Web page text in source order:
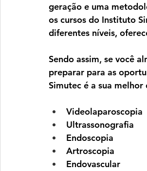
geração e uma
os cursos do Instituto
diferentes níveis,
Sendo assim, se você
preparar para as
Simutec é a sua
Videolaparoscopia
Ultrassonografia
Endoscopia
Artroscopia
Endovascular